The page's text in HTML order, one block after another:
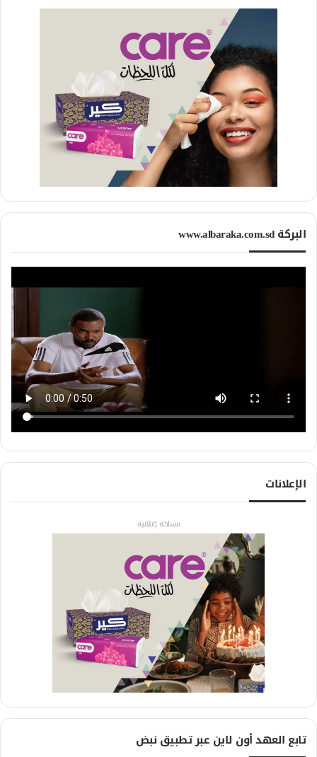
البركة www.albaraka.com.sd
الإعلانات
مساحة إعلانية
تابع العهد أون لاين عبر تطبيق نبض